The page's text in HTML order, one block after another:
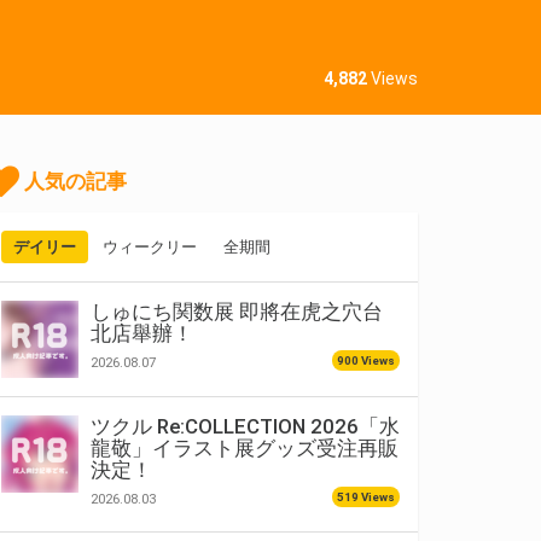
4,882Views
人気の記事
デイリー ウィークリー 全期間
しゅにち関数展 即將在虎之穴台
北店舉辦！
2026.08.07 900 Views
ツクル Re:COLLECTION 2026「水
龍敬」イラスト展グッズ受注再販
決定！
2026.08.03 519 Views